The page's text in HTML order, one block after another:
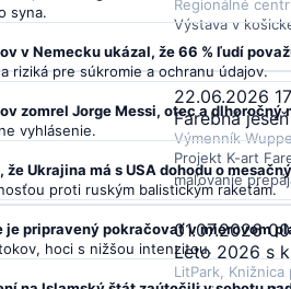
syna.
v Nemecku ukázal, že 66 % ľudí
riziká pre súkromie a ochranu údajov.
zomrel Jorge Messi, otec a dlhoročný
vyhlásenie.
Ukrajina má s USA dohodu o
proti ruským balistickým raketám.
je pripravený pokračovať v mierovom
hoci s nižšou intenzitou.
Regionálne
Výstava v
22.06.2026
Farebná
Výmenník
Projekt K-art
maľovanie
01.07.2026
Leto 2026 s
LitPark, Knižnica